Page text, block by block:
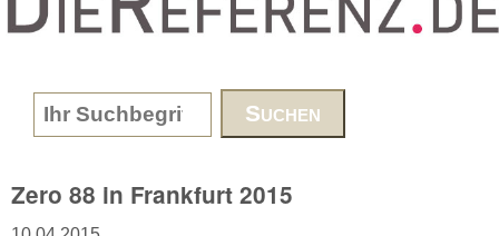
www.DieReferenz.de
Search form
Zero 88 in Frankfurt 2015